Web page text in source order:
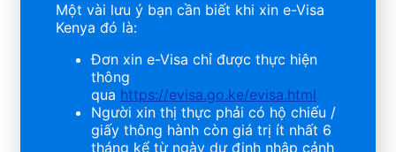
Một vài lưu ý bạn cần biết khi xin e-Visa
Kenya đó là:
Đơn xin e-Visa chỉ được thực hiện
thông
qua https://evisa.go.ke/evisa.html
Người xin thị thực phải có hộ chiếu /
giấy thông hành còn giá trị ít nhất 6
tháng kể từ ngày dự định nhập cảnh